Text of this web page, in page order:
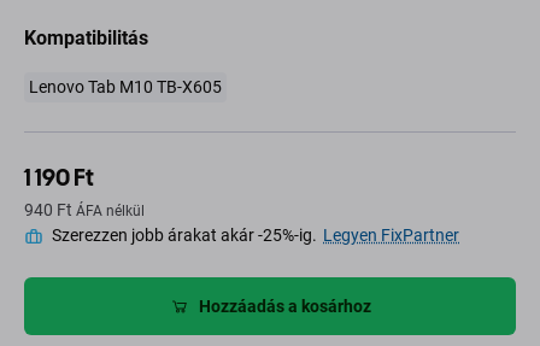
Kompatibilitás
Lenovo Tab M10 TB-X605
1 190 Ft
940 Ft ÁFA nélkül
Szerezzen jobb árakat akár -25%-ig. Legyen FixPartner
Hozzáadás a kosárhoz